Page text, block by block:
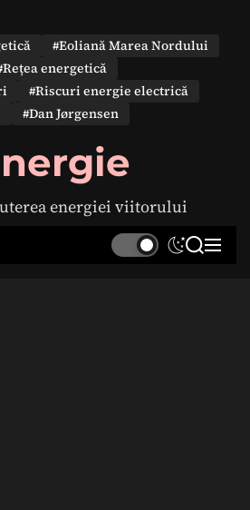
#Eoliană Marea Nordului
energetică
#Riscuri energie electrică
#Dan Jørgensen
energiei viitorului
S
S M